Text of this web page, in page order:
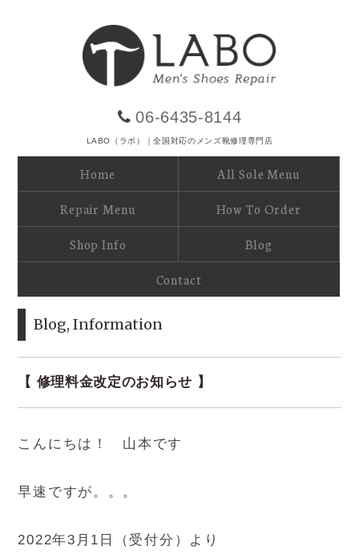
06-6435-8144
LABO（ラボ）｜全国対応のメンズ靴修理専門店
Home All Sole Menu
Repair Menu How To Order
Shop Info Blog
Contact
Blog,Information
【 修理料金改定のお知らせ 】
こんにちは！ 山本です
早速ですが。。。
2022年3月1日（受付分）より